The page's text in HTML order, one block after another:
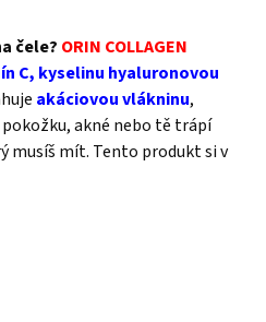
čele? ORIN COLLAGEN
C, kyselinu hyaluronovou
akáciovou vlákninu,
akné nebo tě trápí
musíš mít. Tento produkt si v